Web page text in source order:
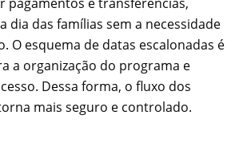
dia das famílias sem a necessidade
O esquema de datas escalonadas é
a organização do programa e
Dessa forma, o fluxo dos
mais seguro e controlado.